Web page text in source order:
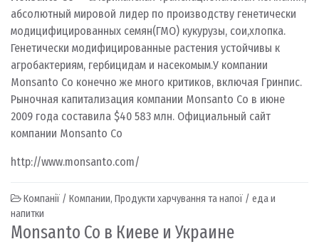
абсолютный мировой лидер по производству генетически
модицифицированных семян(ГМО) кукурузы, сои,хлопка.
Генетически модифицированные растения устойчивы к
агробактериям, гербицидам и насекомым.У компании
Monsanto Co конечно же много критиков, включая Гринпис.
Рыночная капитализация компании Monsanto Co в июне
2009 года составила $40 583 млн. Официальный сайт
компании Monsanto Co
http://www.monsanto.com/
Компанії / Компании, Продукти харчування та напої / еда и
напитки
Monsanto Co в Киеве и Украине